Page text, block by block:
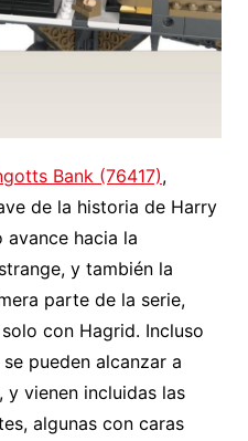
Bank (76417),
de la historia de Harry
hacia la
y también la
parte de la serie,
con Hagrid. Incluso
pueden alcanzar a
vienen incluidas las
algunas con caras